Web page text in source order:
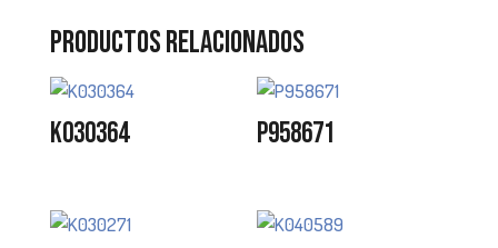
Productos relacionados
K030364 P958671